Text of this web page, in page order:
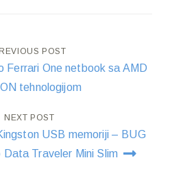
POST
Ferrari One netbook sa AMD
tehnologijom
NEXT POST
USB memoriji – BUG
Data Traveler Mini Slim